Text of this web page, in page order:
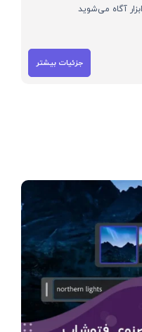
آگاه می‌شوید
جزئیات بیشتر